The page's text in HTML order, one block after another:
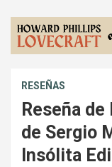
RESEÑAS
Reseña de
de Sergio
Insólita